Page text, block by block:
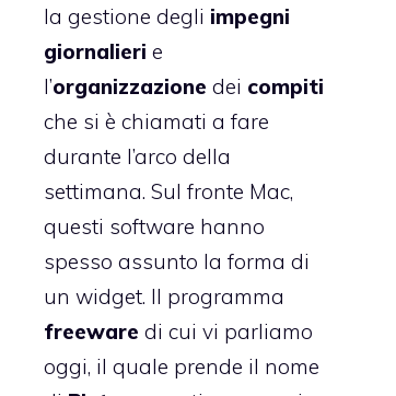
la gestione degli impegni
giornalieri e
l’organizzazione dei compiti
che si è chiamati a fare
durante l’arco della
settimana. Sul fronte Mac,
questi software hanno
spesso assunto la forma di
un widget. Il programma
freeware di cui vi parliamo
oggi, il quale prende il nome